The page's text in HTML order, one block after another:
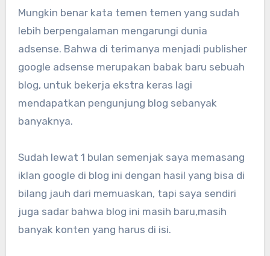
Mungkin benar kata temen temen yang sudah
lebih berpengalaman mengarungi dunia
adsense. Bahwa di terimanya menjadi publisher
google adsense merupakan babak baru sebuah
blog, untuk bekerja ekstra keras lagi
mendapatkan pengunjung blog sebanyak
banyaknya.
Sudah lewat 1 bulan semenjak saya memasang
iklan google di blog ini dengan hasil yang bisa di
bilang jauh dari memuaskan, tapi saya sendiri
juga sadar bahwa blog ini masih baru,masih
banyak konten yang harus di isi.